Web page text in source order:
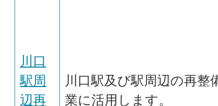
川口
駅周
辺再
川口駅及び駅周辺の再整
業に活用します。